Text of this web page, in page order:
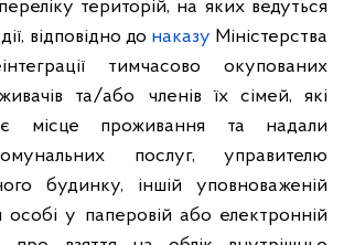
територій, на яких ведуться
відповідно до наказу Міністерства
тимчасово окупованих
та/або членів їх сімей, які
місце проживання та надали
послуг, управителю
будинку, іншій уповноваженій
особі у паперовій або електронній